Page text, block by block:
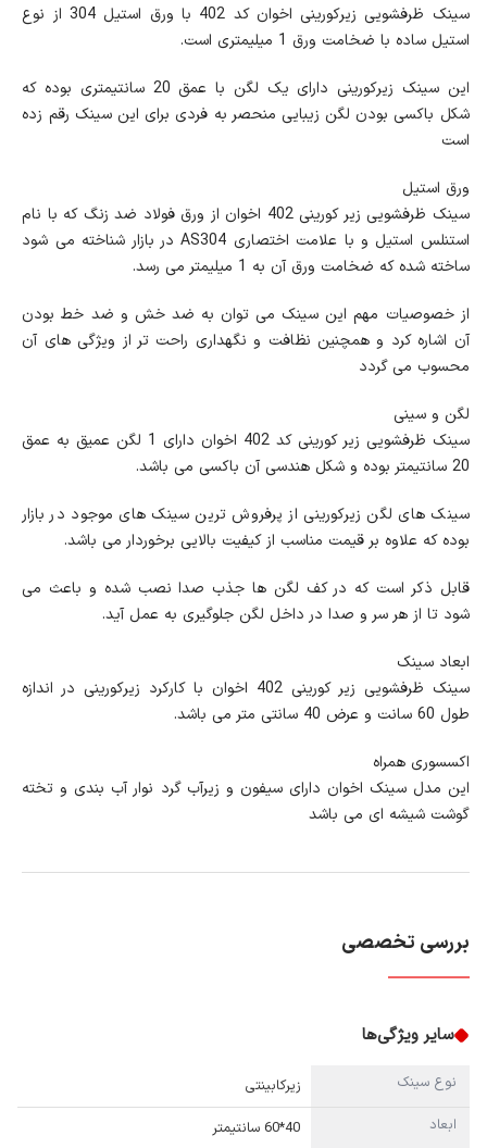
سینک ظرفشویی زیرکورینی اخوان کد 402 با ورق استیل 304 از نوع
استیل ساده با ضخامت ورق 1 میلیمتری است.
این سینک زیرکورینی دارای یک لگن با عمق 20 سانتیمتری بوده که
شکل باکسی بودن لگن زیبایی منحصر به فردی برای این سینک رقم زده
است
ورق استیل
سینک ظرفشویی زیر کورینی 402 اخوان از ورق فولاد ضد زنگ که با نام
استنلس استیل و با علامت اختصاری AS304 در بازار شناخته می شود
ساخته شده که ضخامت ورق آن به 1 میلیمتر می رسد.
از خصوصیات مهم این سینک می توان به ضد خش و ضد خط بودن
آن اشاره کرد و همچنین نظافت و نگهداری راحت تر از ویژگی های آن
محسوب می گردد
لگن و سینی
سینک ظرفشویی زیر کورینی کد 402 اخوان دارای 1 لگن عمیق به عمق
20 سانتیمتر بوده و شکل هندسی آن باکسی می باشد.
سینک های لگن زیرکورینی از پرفروش ترین سینک های موجود در بازار
بوده که علاوه بر قیمت مناسب از کیفیت بالایی برخوردار می باشد.
قابل ذکر است که در کف لگن ها جذب صدا نصب شده و باعث می
شود تا از هر سر و صدا در داخل لگن جلوگیری به عمل آید.
ابعاد سینک
سینک ظرفشویی زیر کورینی 402 اخوان با کارکرد زیرکورینی در اندازه
طول 60 سانت و عرض 40 سانتی متر می باشد.
اکسسوری همراه
این مدل سینک اخوان دارای سیفون و زیرآب گرد نوار آب بندی و تخته
گوشت شیشه ای می باشد
بررسی تخصصی
سایر ویژگی‌ها
نوع سینک
زیرکابینتی
ابعاد
40*60 سانتیمتر